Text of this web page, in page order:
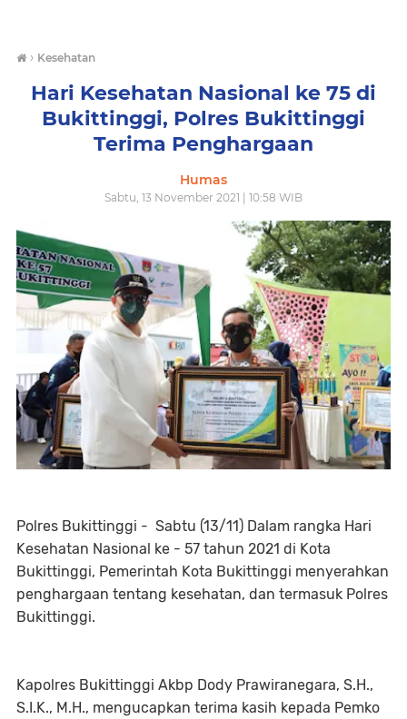
› Kesehatan
Hari Kesehatan Nasional ke 75 di
Bukittinggi, Polres Bukittinggi
Terima Penghargaan
Humas
Sabtu, 13 November 2021 | 10:58 WIB
Polres Bukittinggi - Sabtu (13/11) Dalam rangka Hari
Kesehatan Nasional ke - 57 tahun 2021 di Kota
Bukittinggi, Pemerintah Kota Bukittinggi menyerahkan
penghargaan tentang kesehatan, dan termasuk Polres
Bukittinggi.
Kapolres Bukittinggi Akbp Dody Prawiranegara, S.H.,
S.I.K., M.H., mengucapkan terima kasih kepada Pemko